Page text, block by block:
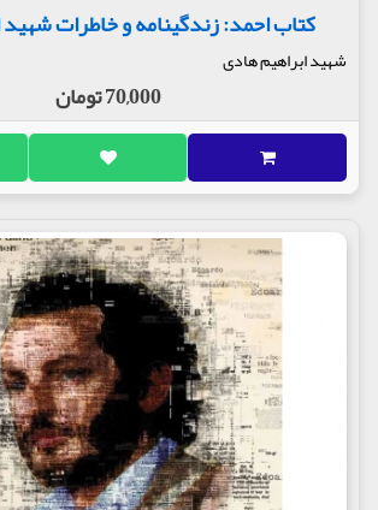
کتاب احمد: زندگینامه و خاطرات شهید
شهید ابراهیم هادی
70,000 تومان